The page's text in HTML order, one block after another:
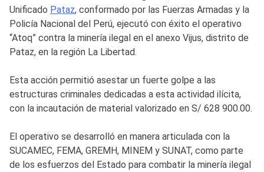
Unificado Pataz, conformado por las Fuerzas Armadas y la
Policía Nacional del Perú, ejecutó con éxito el operativo
“Atoq” contra la minería ilegal en el anexo Vijus, distrito de
Pataz, en la región La Libertad.
Esta acción permitió asestar un fuerte golpe a las
estructuras criminales dedicadas a esta actividad ilícita,
con la incautación de material valorizado en S/ 628 900.00.
El operativo se desarrolló en manera articulada con la
SUCAMEC, FEMA, GREMH, MINEM y SUNAT, como parte
de los esfuerzos del Estado para combatir la minería ilegal